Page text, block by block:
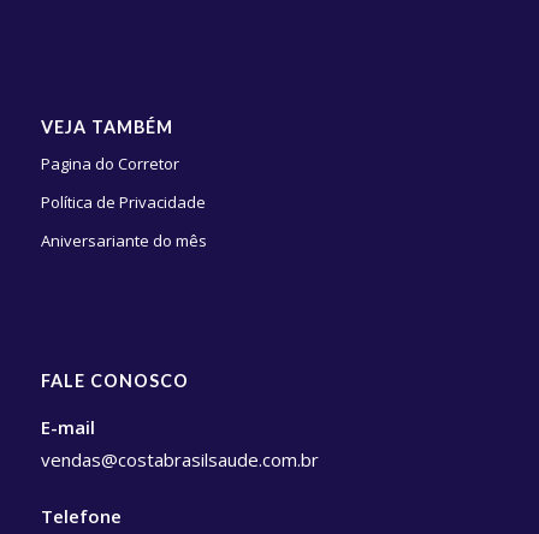
VEJA TAMBÉM
Pagina do Corretor
Política de Privacidade
Aniversariante do mês
FALE CONOSCO
E-mail
vendas@costabrasilsaude.com.br
Telefone